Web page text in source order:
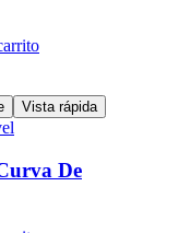
Vista rápida
De